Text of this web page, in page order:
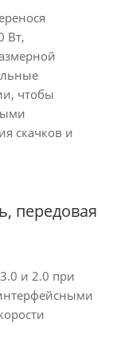
Вт,
чтобы
скачков и
передовая
и 2.0 при